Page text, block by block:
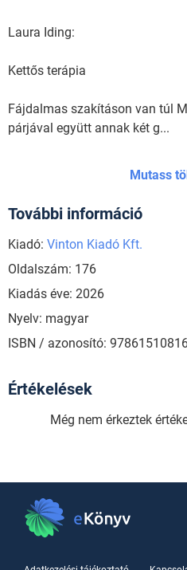
Laura Iding:
Kettős terápia
Fájdalmas szakításon van túl
párjával együtt annak két g...
Mutass
További információ
Kiadó: Vinton Kiadó Kft.
Oldalszám: 176
Kiadás éve: 2026
Nyelv: magyar
ISBN / azonosító:
Értékelések
Még nem érkeztek